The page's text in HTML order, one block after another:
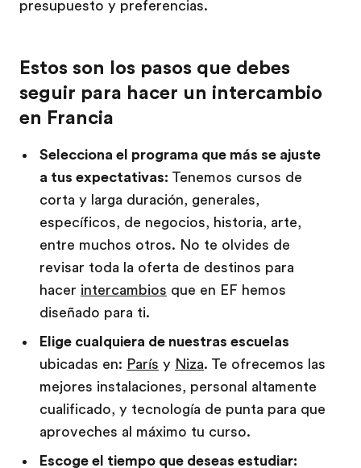
presupuesto y preferencias.
Estos son los pasos que debes
seguir para hacer un intercambio
en Francia
Selecciona el programa que más se ajuste
a tus expectativas: Tenemos cursos de
corta y larga duración, generales,
específicos, de negocios, historia, arte,
entre muchos otros. No te olvides de
revisar toda la oferta de destinos para
hacer intercambios que en EF hemos
diseñado para ti.
Elige cualquiera de nuestras escuelas
ubicadas en: París y Niza. Te ofrecemos las
mejores instalaciones, personal altamente
cualificado, y tecnología de punta para que
aproveches al máximo tu curso.
Escoge el tiempo que deseas estudiar: